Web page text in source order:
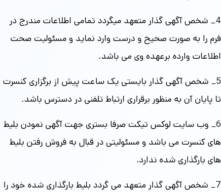
4_ شخص آگهی گذار متعهد میگردد تمامی اطلاعات مندرج در
فرم را به صورت صحیح و درست وارد نماید و مسئولیت صحت
اطلاعات وارده برعهده وی می باشد.
5_ شخص آگهی گذار بایستی یک ساعت پیش از برگزاری کنسرت
تا پایان آن به منظور برقراری ارتباط تلفنی در دسترس باشد.
6_ وب سایت لوکس تیکت صرفا بستری جهت آگهی نمودن بلیط
های کنسرت می باشد و مسئولیتی در قبال به فروش رفتن بلیط
های بارگذاری شده ندارد.
7_ شخص آگهی گذار متعهد می گردد بلیط بارگذاری شده خود را